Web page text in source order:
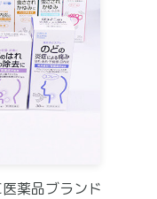
薬品ブランド